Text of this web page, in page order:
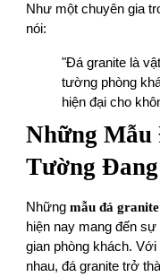
Như một chuyên gia
nói:
"Đá gra nite là
tường phòng
hiện đại cho
Những
Tường
Nhữngmẫu đá granite
hiện nay mang đến
gian phòng khách.
nhau, đá granite trở